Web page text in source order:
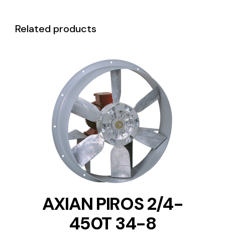
Related products
DETAILS
AXIAN PIROS 2/4-
450T 34-8